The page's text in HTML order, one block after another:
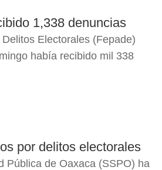
1,338 denuncias
Electorales (Fepade)
había recibido mil 338
por delitos electorales
Pública de Oaxaca (SSPO) ha